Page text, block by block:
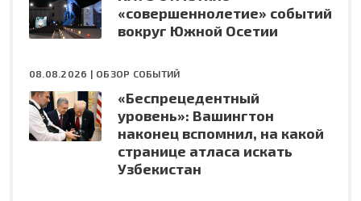
«совершеннолетие» событий
вокруг Южной Осетии
08.08.2026 | ОБЗОР СОБЫТИЙ
«Беспрецедентный
уровень»: Вашингтон
наконец вспомнил, на какой
странице атласа искать
Узбекистан